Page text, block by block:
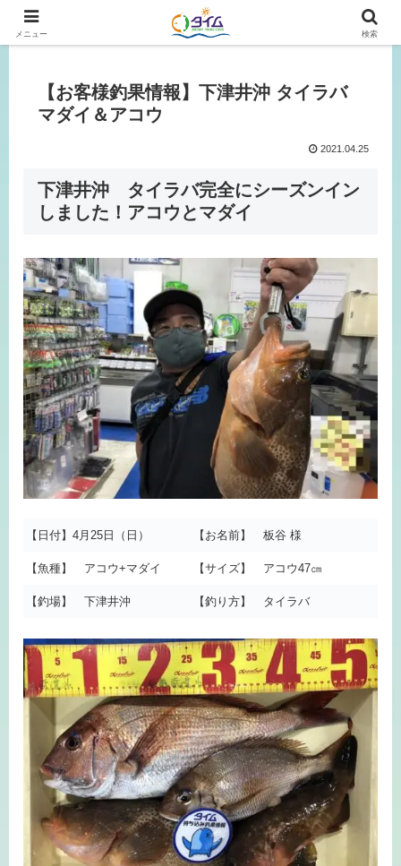
広島、岡山の釣り情報はタイムにおまかせ！
【お客様釣果情報】下津井沖 タイラバ
マダイ＆アコウ
2021.04.25
下津井沖 タイラバ完全にシーズンイン
しました！アコウとマダイ
【日付】4月25日（日） 【お名前】 板谷 様
【魚種】 アコウ+マダイ 【サイズ】 アコウ47㎝
【釣場】 下津井沖 【釣り方】 タイラバ
メニュー 検索